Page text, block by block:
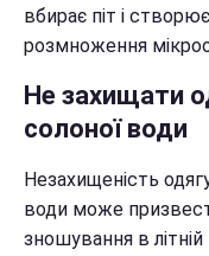
вбирає піт і
розмноження
Не захищати
солоної води
Незахищеність
води може
зношування в